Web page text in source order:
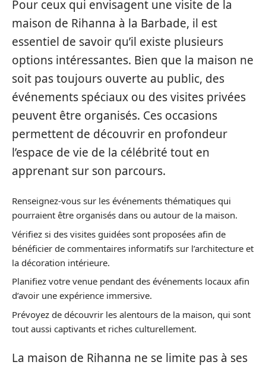
Pour ceux qui envisagent une visite de la
maison de Rihanna à la Barbade, il est
essentiel de savoir qu’il existe plusieurs
options intéressantes. Bien que la maison ne
soit pas toujours ouverte au public, des
événements spéciaux ou des visites privées
peuvent être organisés. Ces occasions
permettent de découvrir en profondeur
l’espace de vie de la célébrité tout en
apprenant sur son parcours.
Renseignez-vous sur les événements thématiques qui
pourraient être organisés dans ou autour de la maison.
Vérifiez si des visites guidées sont proposées afin de
bénéficier de commentaires informatifs sur l’architecture et
la décoration intérieure.
Planifiez votre venue pendant des événements locaux afin
d’avoir une expérience immersive.
Prévoyez de découvrir les alentours de la maison, qui sont
tout aussi captivants et riches culturellement.
La maison de Rihanna ne se limite pas à ses